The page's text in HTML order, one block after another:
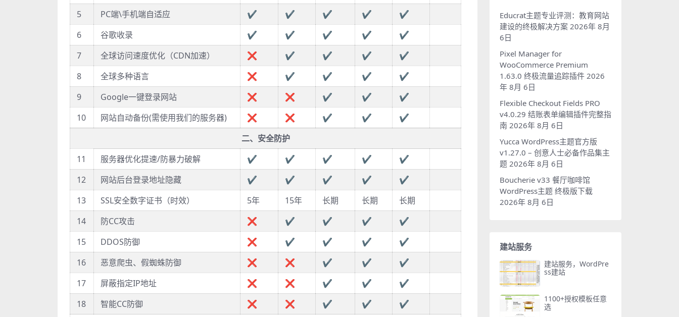
5
PC端\手机端自适应 ✔ ✔ ✔ ✔
✔
6
谷歌收录 ✔ ✔ ✔ ✔
✔
7
全球访问速度优化（CDN加速） ❌ ✔ ✔ ✔
✔
8
全球多种语言 ❌ ✔ ✔ ✔
✔
9
Google一键登录网站 ❌ ❌ ✔ ✔
✔
10
网站自动备份(需使用我们的服务器) ❌ ❌ ✔ ✔
✔
二、安全防护
11
服务器优化提速/防暴力破解 ✔ ✔ ✔ ✔
✔
12
网站后台登录地址隐藏 ✔ ✔ ✔ ✔
✔
13
SSL安全数字证书（时效） 5年 15年 长期 长期
长期
14
防CC攻击 ❌ ✔ ✔ ✔
✔
15
DDOS防御 ❌ ✔ ✔ ✔
✔
16
恶意爬虫、假蜘蛛防御 ❌ ❌ ✔ ✔
✔
17
屏蔽指定IP地址 ❌ ❌ ✔ ✔
✔
18
智能CC防御 ❌ ❌ ✔ ✔
✔
Educrat主题专业评测：教育网站
建设的终极解决方案 2026年 8月
6日
Pixel Manager for
WooCommerce Premium
1.63.0 终极流量追踪插件 2026
年 8月 6日
Flexible Checkout Fields PRO
v4.0.29 结账表单编辑插件完整指
南 2026年 8月 6日
Yucca WordPress主题官方版
v1.27.0 – 创意人士必备作品集主
题 2026年 8月 6日
Boucherie v33 餐厅咖啡馆
WordPress主题 终极版下载
2026年 8月 6日
建站服务
建站服务，WordPre
ss建站
1100+授权模板任意
选